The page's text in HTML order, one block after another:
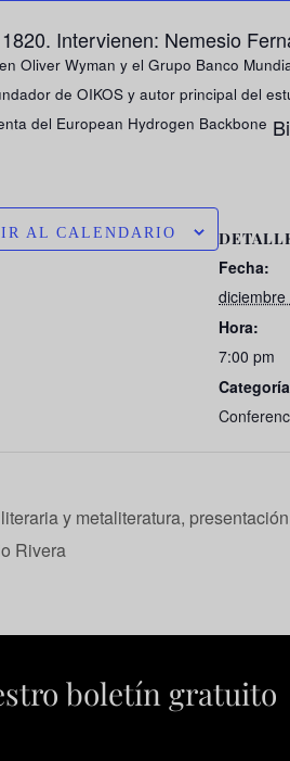
Intervienen: Nemesio
Oliver Wyman y el Grupo Banco
de OIKOS y autor principal del
del European Hydrogen Backbone
AL CALENDARIO
Fecha:
Hora:
7:00 pm
y metaliteratura,
Rivera
boletín gratuito